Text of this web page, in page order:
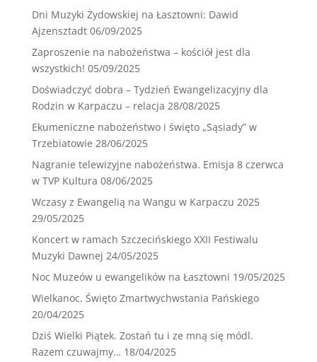
Dni Muzyki Żydowskiej na Łasztowni: Dawid
Ajzensztadt 06/09/2025
Zaproszenie na nabożeństwa – kościół jest dla
wszystkich! 05/09/2025
Doświadczyć dobra – Tydzień Ewangelizacyjny dla
Rodzin w Karpaczu – relacja 28/08/2025
Ekumeniczne nabożeństwo i święto „Sąsiady” w
Trzebiatowie 28/06/2025
Nagranie telewizyjne nabożeństwa. Emisja 8 czerwca
w TVP Kultura 08/06/2025
Wczasy z Ewangelią na Wangu w Karpaczu 2025
29/05/2025
Koncert w ramach Szczecińskiego XXII Festiwalu
Muzyki Dawnej 24/05/2025
Noc Muzeów u ewangelików na Łasztowni 19/05/2025
Wielkanoc. Święto Zmartwychwstania Pańskiego
20/04/2025
Dziś Wielki Piątek. Zostań tu i ze mną się módl.
Razem czuwajmy… 18/04/2025